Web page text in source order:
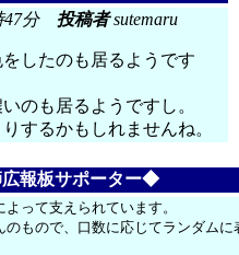
47分 投稿者sutemaru
したのも居るようです
のも居るようですし。
するかもしれませんね。
報板サポーター◆
って支えられています。
のもので、口数に応じてランダムに